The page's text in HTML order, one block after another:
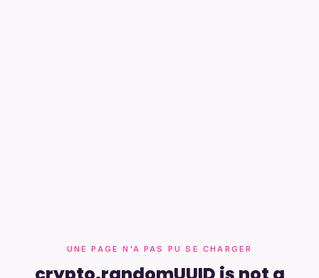
UNE PAGE N'A PAS PU SE CHARGER